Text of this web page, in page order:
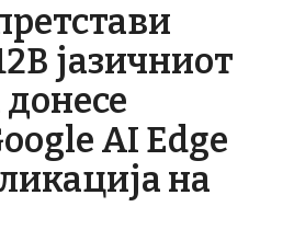
јазичниот
AI Edge
на